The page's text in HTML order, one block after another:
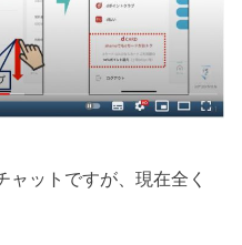
ャットですが、現在全く